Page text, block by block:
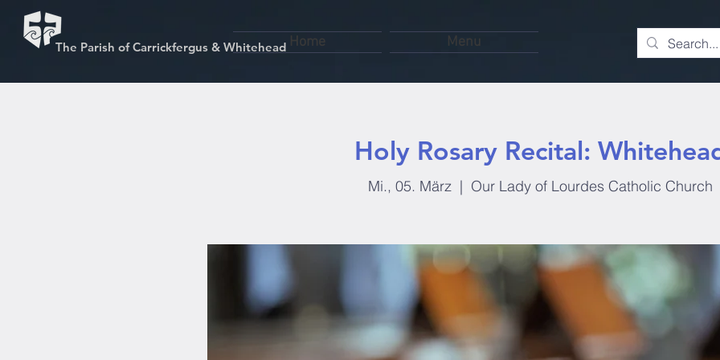
The Parish of Carrickfergus & Whitehead Home Menu
Holy Rosary Recital:
Mi., 05. März
  |
Our Lady of Lourdes Catholic Church